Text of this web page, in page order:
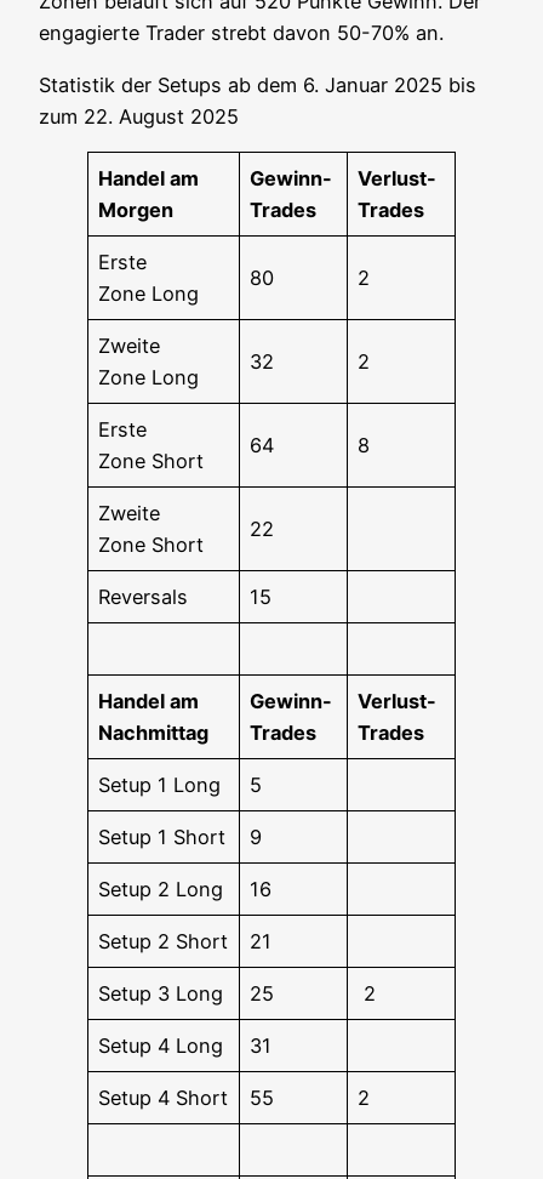
enga­gier­te Trader strebt davon 50-70% an.
Sta­tis­tik der Set­ups ab dem 6. Janu­ar 2025 bis
zum 22. August 2025
Han­del am
Morgen
Gewinn-
Trades
Ver­lust-
Trades
Ers­te
Zone Long
80 2
Zwei­te
Zone Long
32 2
Ers­te
Zone Short
64 8
Zwei­te
Zone Short
22
Rever­sals 15
Han­del am
Nachmittag
Gewinn-
Trades
Ver­lust-
Trades
Set­up 1 Long 5
Set­up 1 Short 9
Set­up 2 Long 16
Set­up 2 Short 21
Set­up 3 Long 25 2
Set­up 4 Long 31
Set­up 4 Short 55 2